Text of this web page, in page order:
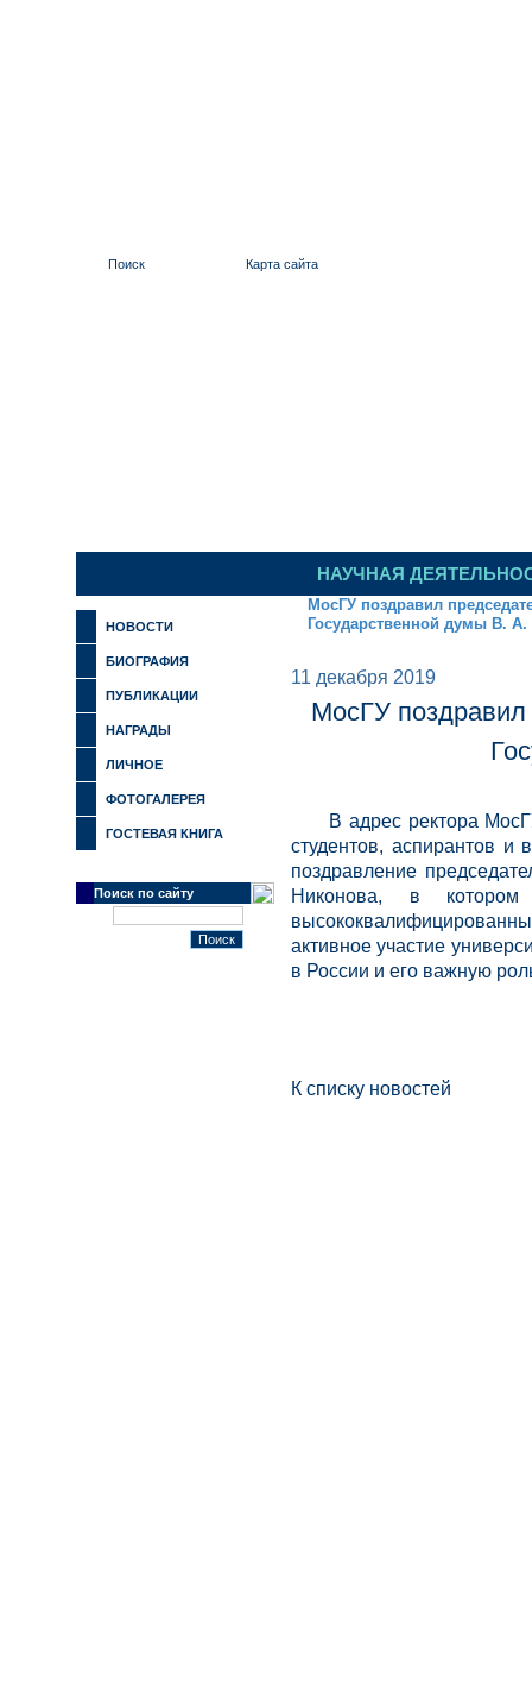
Поиск Карта сайта
НАУЧНАЯ
НОВОСТИ
БИОГРАФИЯ
ПУБЛИКАЦИИ
НАГРАДЫ
ЛИЧНОЕ
ФОТОГАЛЕРЕЯ
ГОСТЕВАЯ КНИГА
Поиск по сайту
МосГУ поздравил
Государственной думы В.
11 декабря 2019
МосГУ поздравил
В адрес ректора
студентов, аспирантов и
поздравление
Никонова, в
активное участие
в России и его важную
К списку новостей